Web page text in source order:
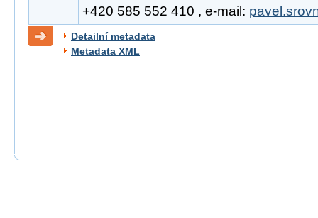
+420 585 552 410 , e-mail:
Detailní metadata
Metadata XML